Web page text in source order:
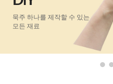
묵주 하나를 제작할 수 있는
모든 재료